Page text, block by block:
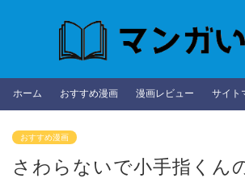
ホーム おすすめ漫画 漫画レビュー サイト
おすすめ漫画
さわらないで小手指くん